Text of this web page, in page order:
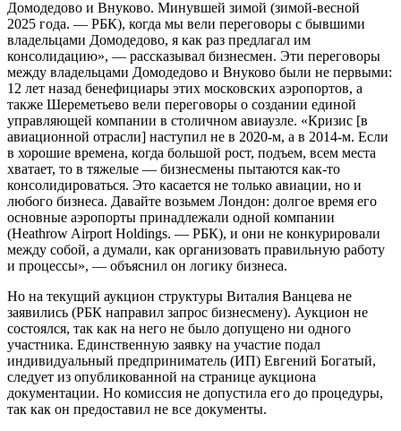
Домодедово и Внуково. Минувшей зимой (зимой-весной
2025 года. — РБК), когда мы вели переговоры с бывшими
владельцами Домодедово, я как раз предлагал им
консолидацию», — рассказывал бизнесмен. Эти переговоры
между владельцами Домодедово и Внуково были не первыми:
12 лет назад бенефициары этих московских аэропортов, а
также Шереметьево вели переговоры о создании единой
управляющей компании в столичном авиаузле. «Кризис [в
авиационной отрасли] наступил не в 2020-м, а в 2014-м. Если
в хорошие времена, когда большой рост, подъем, всем места
хватает, то в тяжелые — бизнесмены пытаются как-то
консолидироваться. Это касается не только авиации, но и
любого бизнеса. Давайте возьмем Лондон: долгое время его
основные аэропорты принадлежали одной компании
(Heathrow Airport Holdings. — РБК), и они не конкурировали
между собой, а думали, как организовать правильную работу
и процессы», — объяснил он логику бизнеса.
Но на текущий аукцион структуры Виталия Ванцева не
заявились (РБК направил запрос бизнесмену). Аукцион не
состоялся, так как на него не было допущено ни одного
участника. Единственную заявку на участие подал
индивидуальный предприниматель (ИП) Евгений Богатый,
следует из опубликованной на странице аукциона
документации. Но комиссия не допустила его до процедуры,
так как он предоставил не все документы.